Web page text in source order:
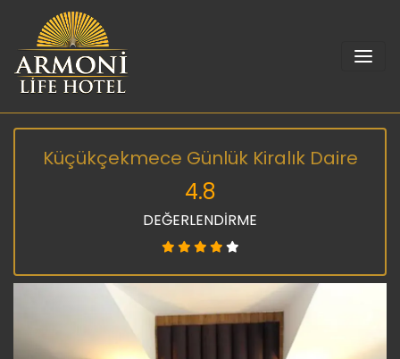
Küçükçekmece Günlük Kiralık Daire
4.8
DEĞERLENDİRME